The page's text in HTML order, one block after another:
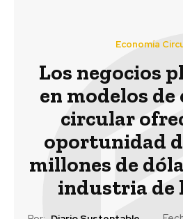
Economía
Los negocios
en modelos
circular
oportunidad
millones de
industria de